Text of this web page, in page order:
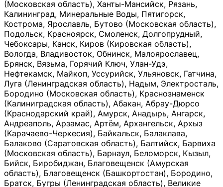
(Московская область), Ханты-Мансийск, Рязань,
Калининград, Минеральные Воды, Пятигорск,
Кострома, Ярославль, Бутово (Московская область),
Подольск, Красноярск, Смоленск, Долгопрудный,
Чебоксары, Канск, Киров (Кировская область),
Вологда, Владивосток, Обнинск, Малоярославец,
Брянск, Вязьма, Горячий Ключ, Улан-Удэ,
Нефтекамск, Майкоп, Уссурийск, Ульяновск, Гатчина,
Луга (Ленинградская область), Надым, Электросталь,
Бородино (Московская область), Краснознаменск
(Калиниградская область), Абакан, Абрау-Дюрсо
(Краснодарский край), Амурск, Анадырь, Ангарск,
Андреаполь, Арзамас, Артём, Архангельск, Архыз
(Карачаево-Черкесия), Байкальск, Балаклава,
Балаково (Саратовская область), Балтийск, Барвиха
(Московская область), Барнаул, Беломорск, Кызыл,
Бийск, Биробиджан, Благовещенск (Амурская
область), Благовещенск (Башкортостан), Бородино,
Братск, Бугры (Ленинградская область), Великие